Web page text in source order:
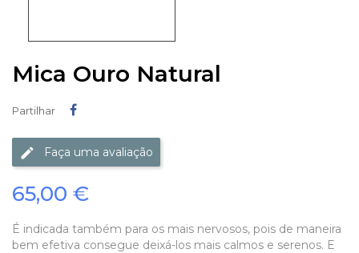
Mica Ouro Natural
Partilhar
Faça uma avaliação
65,00 €
É indicada também para os mais nervosos, pois de maneira
bem efetiva consegue deixá-los mais calmos e serenos. E